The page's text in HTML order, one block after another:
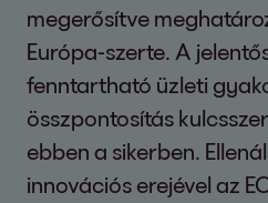
megerősítve
Európa-szerte. A
fenntartható üzleti
összpontosítás
ebben a sikerben.
innovációs erejével az